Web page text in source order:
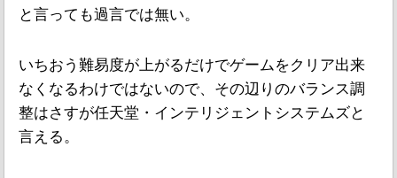
と言っても過言では無い。
いちおう難易度が上がるだけでゲームをクリア出来
なくなるわけではないので、その辺りのバランス調
整はさすが任天堂・インテリジェントシステムズと
言える。